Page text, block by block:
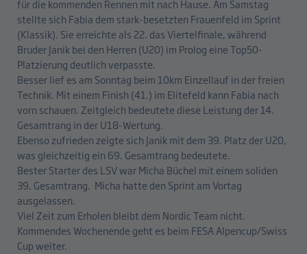
für die kommenden Rennen mit nach Hause. Am Samstag
stellte sich Fabia dem stark-besetzten Frauenfeld im Sprint
(Klassik). Sie erreichte als 22. das Viertelfinale, während
Bruder Janik bei den Herren (U20) im Prolog eine Top50-
Platzierung deutlich verpasste.
Besser lief es am Sonntag beim 10km Einzellauf in der freien
Technik. Mit einem Finish (41.) im Elitefeld kann Fabia nach
vorn schauen. Zeitgleich bedeutete diese Leistung der 14.
Gesamtrang in der U18-Wertung.
Ebenso zufrieden zeigte sich Janik mit dem 39. Platz der U20,
was gleichzeitig ein 69. Gesamtrang bedeutete.
Bester Starter des LSV war Micha Büchel mit einem soliden
39. Gesamtrang. Micha hatte den Sprint am Vortag
ausgelassen.
Viel Zeit zum Erholen bleibt dem Nordic Team nicht.
Kommendes Wochenende geht es beim FESA Alpencup/Swiss
Cup weiter.